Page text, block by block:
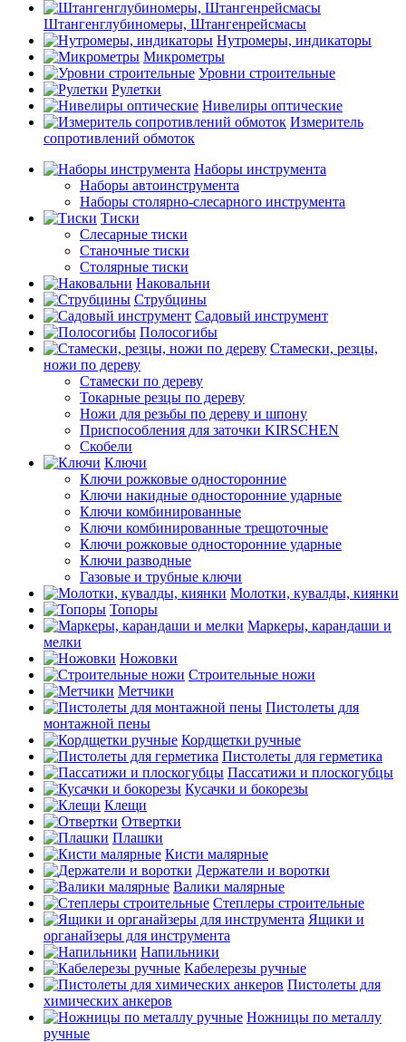
Штангенглубиномеры, Штангенрейсмасы
Нутромеры, индикаторы
Микрометры
Уровни строительные
Рулетки
Нивелиры оптические
Измеритель
сопротивлений обмоток
Наборы инструмента
Наборы автоинструмента
Наборы столярно-слесарного инструмента
Тиски
Слесарные тиски
Станочные тиски
Столярные тиски
Наковальни
Струбцины
Садовый инструмент
Полосогибы
Стамески, резцы,
ножи по дереву
Стамески по дереву
Токарные резцы по дереву
Ножи для резьбы по дереву и шпону
Приспособления для заточки KIRSCHEN
Скобели
Ключи
Ключи рожковые односторонние
Ключи накидные односторонние ударные
Ключи комбинированные
Ключи комбинированные трещоточные
Ключи рожковые односторонние ударные
Ключи разводные
Газовые и трубные ключи
Молотки, кувалды, киянки
Топоры
Маркеры, карандаши и
мелки
Ножовки
Строительные ножи
Метчики
Пистолеты для
монтажной пены
Кордщетки ручные
Пистолеты для герметика
Пассатижи и плоскогубцы
Кусачки и бокорезы
Клещи
Отвертки
Плашки
Кисти малярные
Держатели и воротки
Валики малярные
Степлеры строительные
Ящики и
органайзеры для инструмента
Напильники
Кабелерезы ручные
Пистолеты для
химических анкеров
Ножницы по металлу
ручные